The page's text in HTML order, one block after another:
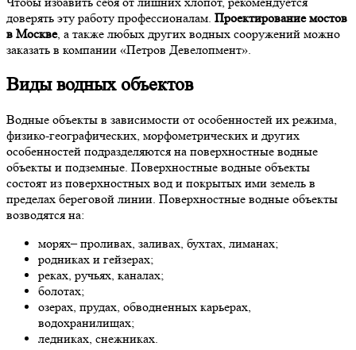
доверять эту работу профессионалам. Проектирование мостов
в Москве, а также любых других водных сооружений можно
заказать в компании «Петров Девелопмент».
Виды водных объектов
Водные объекты в зависимости от особенностей их режима,
физико-географических, морфометрических и других
особенностей подразделяются на поверхностные водные
объекты и подземные. Поверхностные водные объекты
состоят из поверхностных вод и покрытых ими земель в
пределах береговой линии. Поверхностные водные объекты
возводятся на:
морях– проливах, заливах, бухтах, лиманах;
родниках и гейзерах;
реках, ручьях, каналах;
болотах;
озерах, прудах, обводненных карьерах,
водохранилищах;
ледниках, снежниках.